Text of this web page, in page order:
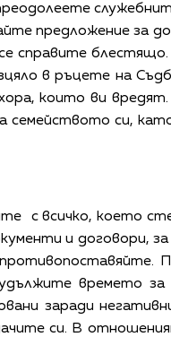
предложение за
справите
в ръцете на
които ви
семейството си,
с всичко, което
и договори,
времето за
заради
си. В